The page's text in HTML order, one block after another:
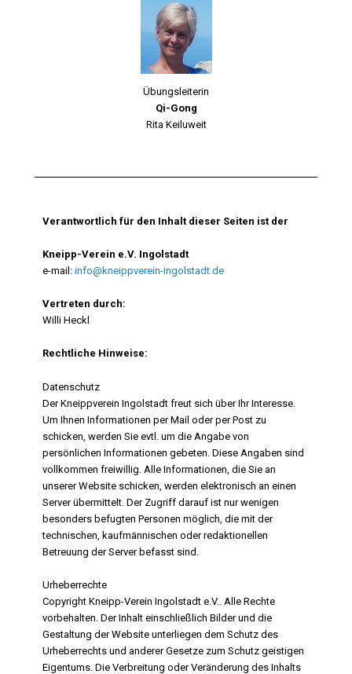
Übungsleiterin
Qi-Gong
Rita Keiluweit
Verantwortlich für den Inhalt dieser Seiten ist der
Kneipp-Verein e.V. Ingolstadt
e-mail:info@kneippverein-ingolstadt.de
Vertreten durch:
Willi Heckl
Rechtliche Hinweise:
Datenschutz
Der Kneippverein Ingolstadt freut sich über Ihr Interesse.
Um Ihnen Informationen per Mail oder per Post zu
schicken, werden Sie evtl. um die Angabe von
persönlichen Informationen gebeten. Diese Angaben sind
vollkommen freiwillig. Alle Informationen, die Sie an
unserer Website schicken, werden elektronisch an einen
Server übermittelt. Der Zugriff darauf ist nur wenigen
besonders befugten Personen möglich, die mit der
technischen, kaufmännischen oder redaktionellen
Betreuung der Server befasst sind.
Urheberrechte
Copyright Kneipp-Verein Ingolstadt e.V.. Alle Rechte
vorbehalten. Der Inhalt einschließlich Bilder und die
Gestaltung der Website unterliegen dem Schutz des
Urheberrechts und anderer Gesetze zum Schutz geistigen
Eigentums. Die Verbreitung oder Veränderung des Inhalts